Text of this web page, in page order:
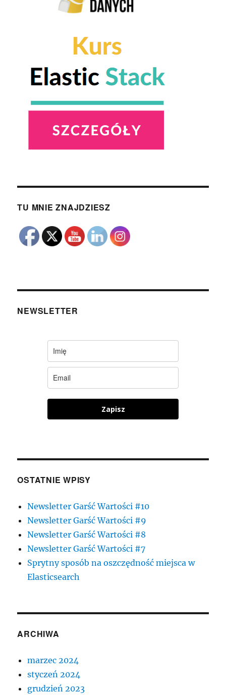
TU MNIE ZNAJDZIESZ
NEWSLETTER
Zapisz
OSTATNIE WPISY
Newsletter Garść Wartości #10
Newsletter Garść Wartości #9
Newsletter Garść Wartości #8
Newsletter Garść Wartości #7
Sprytny sposób na oszczędność miejsca w
Elasticsearch
ARCHIWA
marzec 2024
styczeń 2024
grudzień 2023